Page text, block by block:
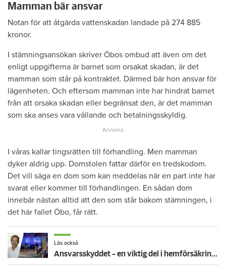
Mamman bär ansvar
Notan för att åtgärda vattenskadan landade på 274 885
kronor.
I stämningsansökan skriver Öbos ombud att även om det
enligt uppgifterna är barnet som orsakat skadan, är det
mamman som står på kontraktet. Därmed bär hon ansvar för
lägenheten. Och eftersom mamman inte har hindrat barnet
från att orsaka skadan eller begränsat den, är det mamman
som ska anses vara vållande och betalningsskyldig.
I våras kallar tingsrätten till förhandling. Men mamman
dyker aldrig upp. Domstolen fattar därför en tredskodom.
Det vill säga en dom som kan meddelas när en part inte har
svarat eller kommer till förhandlingen. En sådan dom
innebär nästan alltid att den som står bakom stämningen, i
det här fallet Öbo, får rätt.
Läs också
Ansvarsskyddet – en viktig del i hemförsäkringen